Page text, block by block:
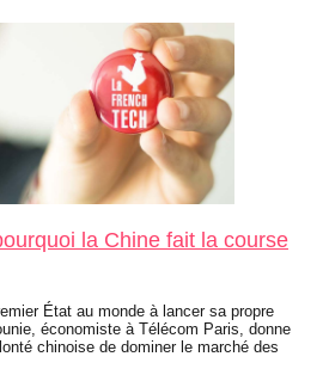
la Chine fait la course
État au monde à lancer sa propre
économiste à Télécom Paris, donne
chinoise de dominer le marché des